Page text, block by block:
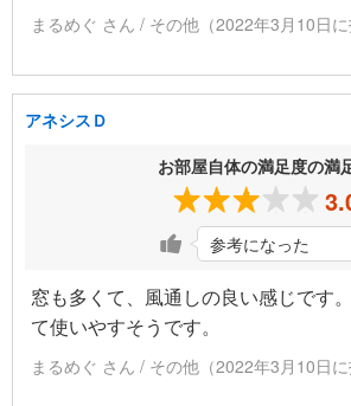
まるめぐ さん / その他（2022年3月10日に
アネシスＤ
お部屋自体の満足度の満
参考になった
窓も多くて、風通しの良い感じです
て使いやすそうです。
まるめぐ さん / その他（2022年3月10日に